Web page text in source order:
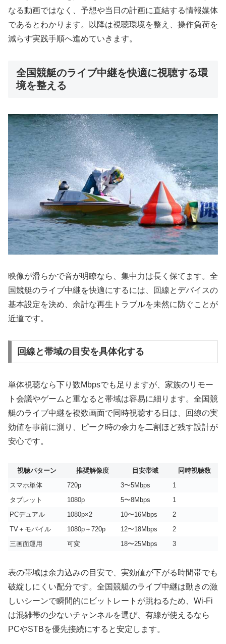
なる動画ではなく、予想や当日の計画に直結する情報媒体
であるとわかります。以降は視聴環境を整え、操作負荷を
減らす実践手順へ進めていきます。
全国競艇のライブ中継を快適に視聴する環
境を整える
映像が滑らかで音が明瞭なら、集中力は長く保てます。全
国競艇のライブ中継を快適にするには、回線とデバイスの
基本設定を決め、余計な再生トラブルを未然に防ぐことが
近道です。
回線と帯域の目安を具体化する
単体視聴なら下り数Mbpsでも足りますが、家族のリモー
ト会議やゲームと重なると帯域は容易に細ります。全国競
艇のライブ中継を複数画面で同時視聴する日は、回線の実
効値を事前に測り、ピーク時の余力を二割ほど残す設計が
安心です。
視聴パターン 推奨解像度 目安帯域
同時視聴数
スマホ単体
720p 3〜5Mbps
1
タブレット
1080p 5〜8Mbps
1
PCデュアル
1080p×2 10〜16Mbps
2
TV＋モバイル
1080p＋720p 12〜18Mbps
2
三画面運用
可変 18〜25Mbps 3
表の帯域は余力込みの目安で、実効値が下がる時間帯でも
破綻しにくい配分です。全国競艇のライブ中継は動きの激
しいシーンで瞬間的にビットレートが跳ねるため、Wi-Fi
は混雑帯の少ないチャンネルを選び、有線が使えるなら
PCやSTBを優先接続にすると安定します。